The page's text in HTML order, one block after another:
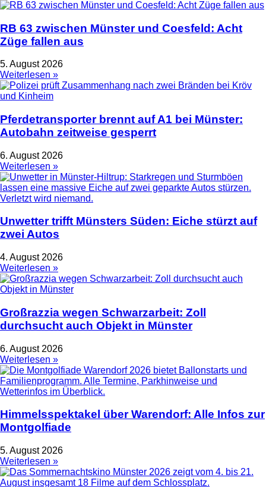
RB 63 zwischen Münster und Coesfeld: Acht
Züge fallen aus
5. August 2026
Weiterlesen »
Pferdetransporter brennt auf A1 bei Münster:
Autobahn zeitweise gesperrt
6. August 2026
Weiterlesen »
Unwetter trifft Münsters Süden: Eiche stürzt auf
zwei Autos
4. August 2026
Weiterlesen »
Großrazzia wegen Schwarzarbeit: Zoll
durchsucht auch Objekt in Münster
6. August 2026
Weiterlesen »
Himmelsspektakel über Warendorf: Alle Infos zur
Montgolfiade
5. August 2026
Weiterlesen »